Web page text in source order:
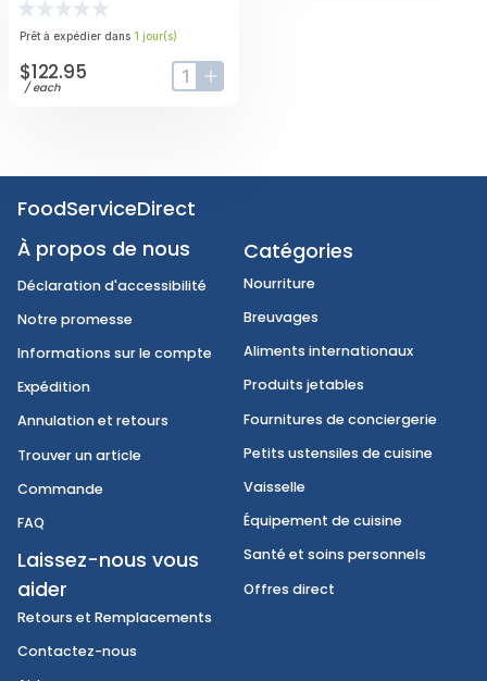
Prêt à expédier dans 1 jour(s)
$122.95
/each input-labelbutton-plus
FoodServiceDirect
À propos de nous
Déclaration d'accessibilité
Informations sur le compte
Catégories
Nourriture